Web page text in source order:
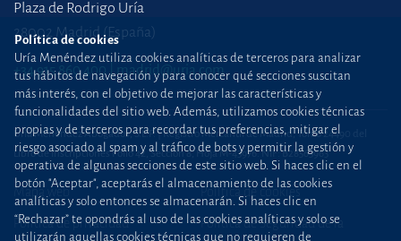
Plaza de Rodrigo Uría
28002 Madrid (España)
+34 915 860 400 madrid@uria.com
Uría Menéndez Abogados, S.L.P. | Registro Mercantil de Madrid, Tomo 24490 del
Libro de Inscripciones Folio 42, Sección 8, Hoja M-43976. NIF: B28563963
Mapa web Política de cookies
Política de privacidad Política de Seguridad de la
Política de cookies
Uría Menéndez utiliza cookies analíticas de terceros para analizar
tus hábitos de navegación y para conocer qué secciones suscitan
más interés, con el objetivo de mejorar las características y
funcionalidades del sitio web. Además, utilizamos cookies técnicas
propias y de terceros para recordar tus preferencias, mitigar el
riesgo asociado al spam y al tráfico de bots y permitir la gestión y
operativa de algunas secciones de este sitio web. Si haces clic en el
botón "Aceptar", aceptarás el almacenamiento de las cookies
analíticas y solo entonces se almacenarán. Si haces clic en
“Rechazar” te opondrás al uso de las cookies analíticas y solo se
utilizarán aquellas cookies técnicas que no requieren de